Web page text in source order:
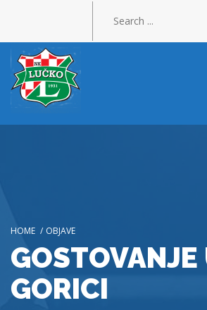
HOME / OBJAVE
GOSTOVANJE
GORICI